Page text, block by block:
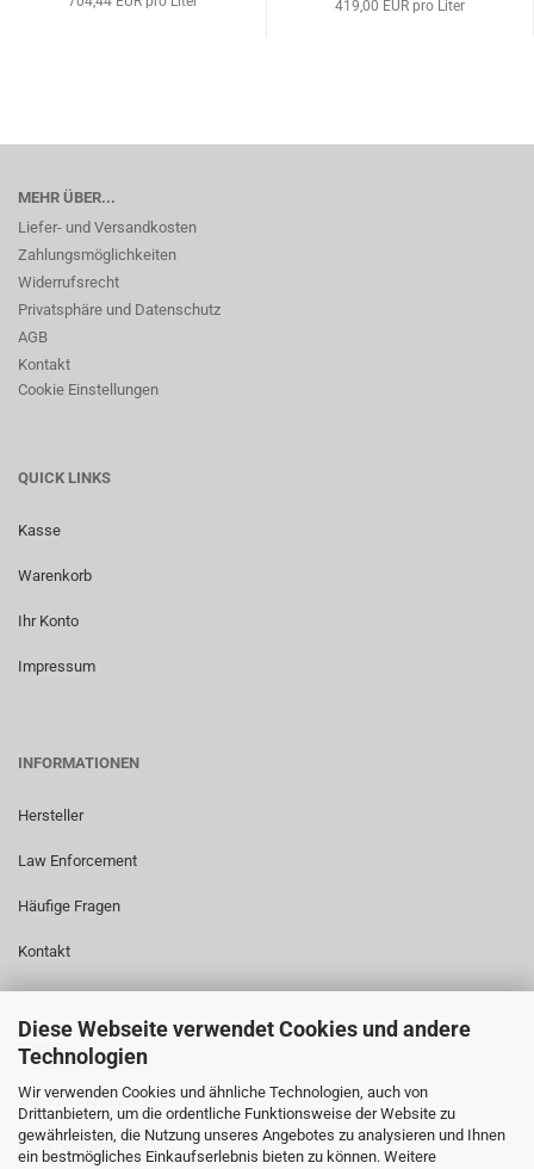
Diese Webseite verwendet Cookies und andere
Technologien
Wir verwenden Cookies und ähnliche Technologien, auch von
Drittanbietern, um die ordentliche Funktionsweise der Website zu
gewährleisten, die Nutzung unseres Angebotes zu analysieren und Ihnen
ein bestmögliches Einkaufserlebnis bieten zu können. Weitere
419,00 EUR pro Liter
MEHR ÜBER...
Liefer- und Versandkosten
Zahlungsmöglichkeiten
Widerrufsrecht
Privatsphäre und Datenschutz
AGB
Kontakt
Cookie Einstellungen
QUICK LINKS
Kasse
Warenkorb
Ihr Konto
Impressum
INFORMATIONEN
Hersteller
Law Enforcement
Häufige Fragen
Kontakt
LINKS
www.tw1000.com
www.hoernecke.de